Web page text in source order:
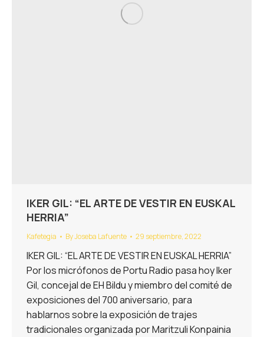
IKER GIL: “EL ARTE DE VESTIR EN EUSKAL
HERRIA”
Kafetegia ByJoseba Lafuente 29 septiembre, 2022
IKER GIL: “EL ARTE DE VESTIR EN EUSKAL HERRIA”
Por los micrófonos de Portu Radio pasa hoy Iker
Gil, concejal de EH Bildu y miembro del comité de
exposiciones del 700 aniversario, para
hablarnos sobre la exposición de trajes
tradicionales organizada por Maritzuli Konpainia